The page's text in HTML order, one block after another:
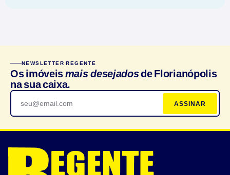
NEWSLETTER REGENTE
Os imóveismais desejadosde Florianópolis
na sua caixa.
ASSINAR